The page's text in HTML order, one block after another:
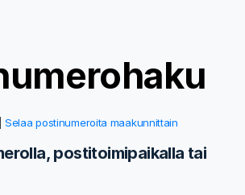
|Selaa postinumeroita maakunnittain
postitoimipaikalla tai